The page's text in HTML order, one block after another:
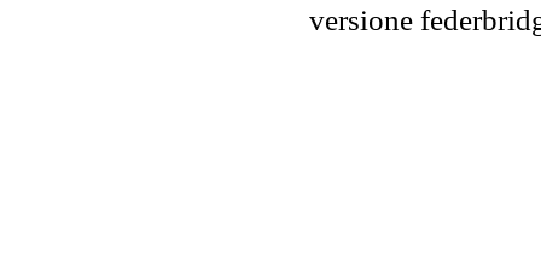
versione